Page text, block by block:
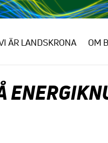
ÄR LANDSKRONA OM